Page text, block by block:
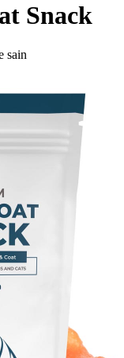
Snack
sain